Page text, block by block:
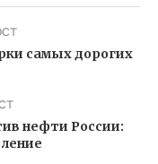
самых дорогих
нефти России: